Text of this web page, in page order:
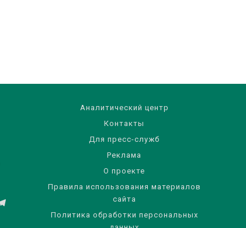
Аналитический центр
Контакты
Для пресс-служб
Реклама
О проекте
Правила использования материалов
сайта
Политика обработки персональных